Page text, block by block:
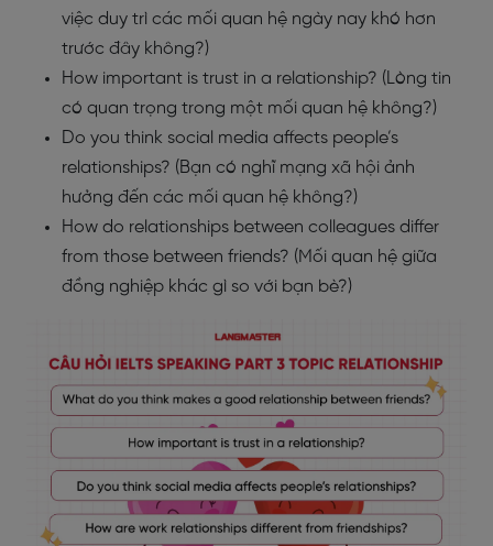
việc duy trì các mối quan hệ ngày nay khó hơn
trước đây không?)
How important is trust in a relationship? (Lòng tin
có quan trọng trong một mối quan hệ không?)
Do you think social media affects people’s
relationships? (Bạn có nghĩ mạng xã hội ảnh
hưởng đến các mối quan hệ không?)
How do relationships between colleagues differ
from those between friends? (Mối quan hệ giữa
đồng nghiệp khác gì so với bạn bè?)